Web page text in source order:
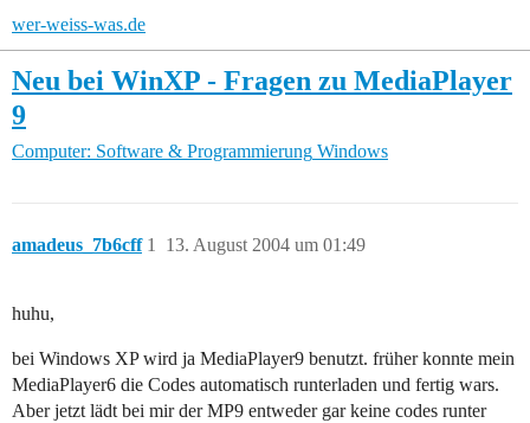
wer-weiss-was.de
Neu bei WinXP - Fragen zu MediaPlayer
9
Computer: Software & Programmierung Windows
amadeus_7b6cff 13. August 2004 um 01:49
1
huhu,
bei Windows XP wird ja MediaPlayer9 benutzt. früher konnte mein
MediaPlayer6 die Codes automatisch runterladen und fertig wars.
Aber jetzt lädt bei mir der MP9 entweder gar keine codes runter